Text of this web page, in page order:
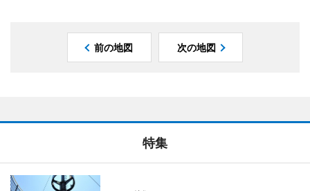
前の地図 次の地図
特集